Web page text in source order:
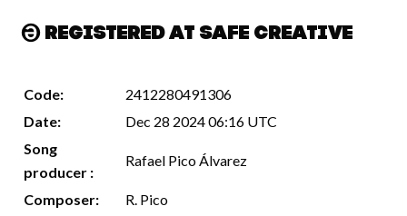
Registered at Safe Creative
Code:
2412280491306
Date:
Dec 28 2024 06:16 UTC
Song
producer :
Rafael Pico Álvarez
Composer:
R. Pico